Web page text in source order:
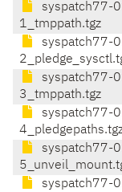
syspatch77-
1_tmppath.tgz
syspatch77-
syspatch77-
3_tmppath.tgz
syspatch77-
syspatch77-
syspatch77-